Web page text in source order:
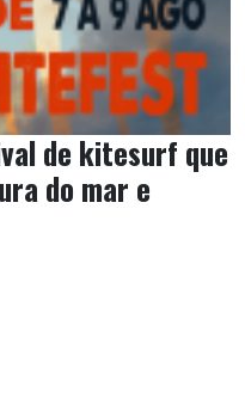
de kitesurf que
do mar e